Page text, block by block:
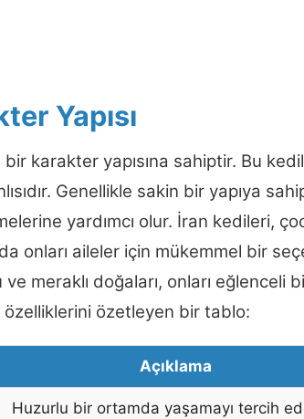
Yapısı
bir karakter yapısına sahiptir. Bu
Genellikle sakin bir yapıya
yardımcı olur. İran kedileri,
onları aileler için mükemmel bir
meraklı doğaları, onları eğlenceli
özetleyen bir tablo:
Açıklama
Huzurlu bir ortamda yaşamayı tercih